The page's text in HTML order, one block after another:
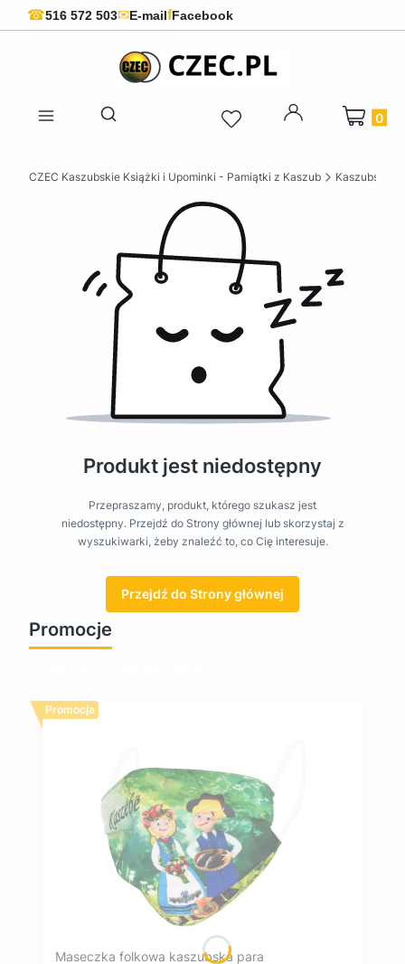
☎516 572 503✉E-mailfFacebook
Otwórz wyszukiwarkę
Produkty
CZEC Kaszubskie Książki i Upominki - Pamiątki z Kaszub Kaszubskie
Produkt jest niedostępny
Przepraszamy, produkt, którego szukasz jest
niedostępny. Przejdź do Strony głównej lub skorzystaj z
wyszukiwarki, żeby znaleźć to, co Cię interesuje.
Przejdź do Strony głównej
Promocje
Promocja
Maseczka folkowa kaszubska para